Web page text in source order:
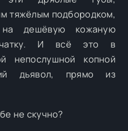
тяжёлым подбородком,
дешёвую кожаную
И всё это в
непослушной копной
дьявол, прямо из
не скучно?